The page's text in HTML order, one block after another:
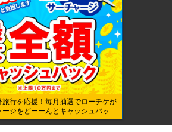
1998 Lawson Entertainment, Inc.
旅行を応援！毎月抽選でローチケが
ジをどーーんとキャッシュバッ